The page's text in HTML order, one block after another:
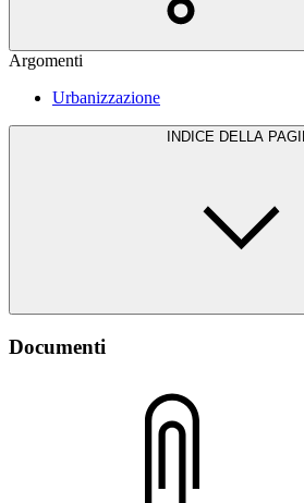
Argomenti
Urbanizzazione
INDICE DELLA
Documenti